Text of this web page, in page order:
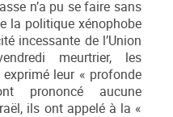
n’a pu se faire sans
la politique xénophobe
incessante de l’Union
meurtrier, les
exprimé leur « profonde
prononcé aucune
ils ont appelé à la «